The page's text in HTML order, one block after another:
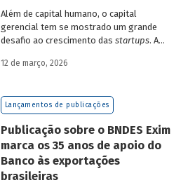
Além de capital humano, o capital
gerencial tem se mostrado um grande
desafio ao crescimento das startups. A
como programas de aceleração têm
desafio.
12 de março, 2026
Lançamentos de publicações
Publicação sobre o BNDES Exim
marca os 35 anos de apoio do
Banco às exportações
brasileiras